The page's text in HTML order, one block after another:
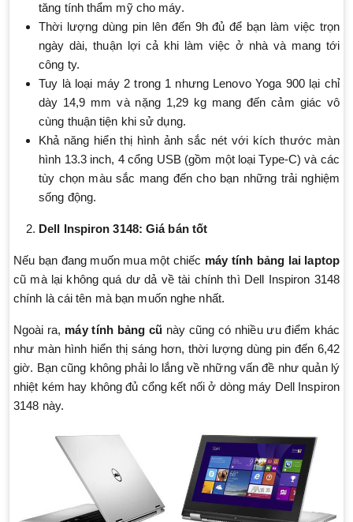
tăng tính thẩm mỹ cho máy.
Thời lượng dùng pin lên đến 9h đủ để bạn làm việc trọn
ngày dài, thuận lợi cả khi làm việc ở nhà và mang tới
công ty.
Tuy là loại máy 2 trong 1 nhưng Lenovo Yoga 900 lại chỉ
dày 14,9 mm và nặng 1,29 kg mang đến cảm giác vô
cùng thuận tiện khi sử dụng.
Khả năng hiển thị hình ảnh sắc nét với kích thước màn
hình 13.3 inch, 4 cổng USB (gồm một loại Type-C) và các
tùy chọn màu sắc mang đến cho bạn những trải nghiệm
sống động.
Dell Inspiron 3148: Giá bán tốt
Nếu bạn đang muốn mua một chiếc máy tính bảng lai laptop
cũ mà lại không quá dư dả về tài chính thì Dell Inspiron 3148
chính là cái tên mà bạn muốn nghe nhất.
Ngoài ra, máy tính bảng cũ này cũng có nhiều ưu điểm khác
như màn hình hiển thị sáng hơn, thời lượng dùng pin đến 6,42
giờ. Bạn cũng không phải lo lắng về những vấn đề như quản lý
nhiệt kém hay không đủ cổng kết nối ở dòng máy Dell Inspiron
3148 này.